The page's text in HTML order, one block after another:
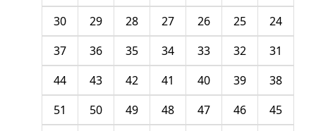
24
25
26
27
28
29
30
31
32
33
34
35
36
37
38
39
40
41
42
43
44
45
46
47
48
49
50
51